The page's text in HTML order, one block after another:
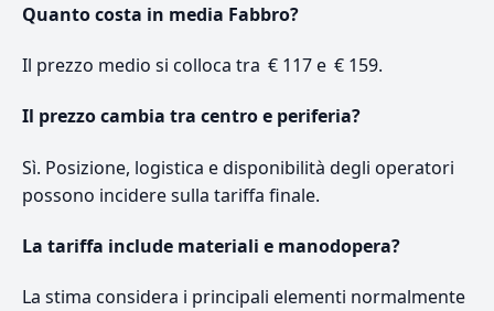
Quanto costa in media Fabbro?
Il prezzo medio si colloca tra € 117 e € 159.
Il prezzo cambia tra centro e periferia?
Sì. Posizione, logistica e disponibilità degli operatori
possono incidere sulla tariffa finale.
La tariffa include materiali e manodopera?
La stima considera i principali elementi normalmente